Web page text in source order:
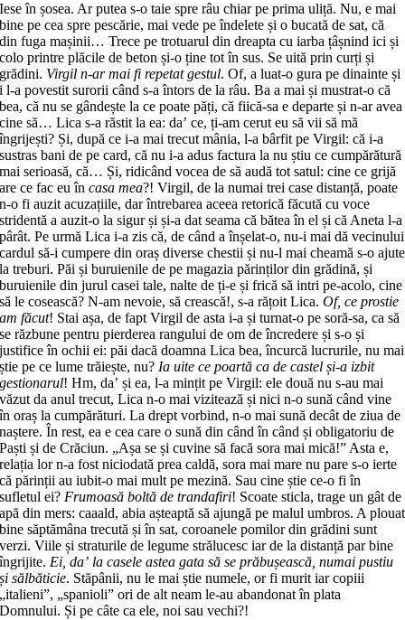
Iese în șosea. Ar putea s-o taie spre râu chiar pe prima uliță. Nu, e mai
bine pe cea spre pescărie, mai vede pe îndelete și o bucată de sat, că
din fuga mașinii… Trece pe trotuarul din dreapta cu iarba țâșnind ici și
colo printre plăcile de beton și-o ține tot în sus. Se uită prin curți și
grădini. Virgil n-ar mai fi repetat gestul. Of, a luat-o gura pe dinainte și
i l-a povestit surorii când s-a întors de la râu. Ba a mai și mustrat-o că
bea, că nu se gândește la ce poate păți, că fiică-sa e departe și n-ar avea
cine să… Lica s-a răstit la ea: daʼ ce, ți-am cerut eu să vii să mă
îngrijești? Și, după ce i-a mai trecut mânia, l-a bârfit pe Virgil: că i-a
sustras bani de pe card, că nu i-a adus factura la nu știu ce cumpărătură
mai serioasă, că… Și, ridicând vocea de să audă tot satul: cine ce grijă
are ce fac eu încasa mea?! Virgil, de la numai trei case distanță, poate
n-o fi auzit acuzațiile, dar întrebarea aceea retorică făcută cu voce
stridentă a auzit-o la sigur și și-a dat seama că bătea în el și că Aneta l-a
pârât. Pe urmă Lica i-a zis că, de când a înșelat-o, nu-i mai dă vecinului
cardul să-i cumpere din oraș diverse chestii și nu-l mai cheamă s-o ajute
la treburi. Păi și buruienile de pe magazia părinților din grădină, și
buruienile din jurul casei tale, nalte de ți-e și frică să intri pe-acolo, cine
să le cosească? N-am nevoie, să crească!, s-a rățoit Lica.Of, ce prostie
am făcut! Stai așa, de fapt Virgil de asta i-a și turnat-o pe soră-sa, ca să
se răzbune pentru pierderea rangului de om de încredere și s-o și
justifice în ochii ei: păi dacă doamna Lica bea, încurcă lucrurile, nu mai
știe pe ce lume trăiește, nu?Ia uite ce poartă ca de castel și-a izbit
gestionarul! Hm, daʼ și ea, l-a mințit pe Virgil: ele două nu s-au mai
văzut da anul trecut, Lica n-o mai vizitează și nici n-o sună când vine
în oraș la cumpărături. La drept vorbind, n-o mai sună decât de ziua de
naștere. În rest, ea e cea care o sună din când în când și obligatoriu de
Paști și de Crăciun. „Așa se și cuvine să facă sora mai mică!” Asta e,
relația lor n-a fost niciodată prea caldă, sora mai mare nu pare s-o ierte
că părinții au iubit-o mai mult pe mezină. Sau cine știe ce-o fi în
sufletul ei?Frumoasă boltă de trandafiri! Scoate sticla, trage un gât de
apă din mers: caaald, abia așteaptă să ajungă pe malul umbros. A plouat
bine săptămâna trecută și în sat, coroanele pomilor din grădini sunt
verzi. Viile și straturile de legume strălucesc iar de la distanță par bine
îngrijite.Ei, daʼ la casele astea gata să se prăbușească, numai pustiu
și sălbăticie. Stăpânii, nu le mai știe numele, or fi murit iar copiii
„italieni”, „spanioli” ori de alt neam le-au abandonat în plata
Domnului. Și pe câte ca ele, noi sau vechi?!